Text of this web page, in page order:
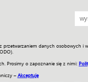
przetwarzaniem danych osobowych i
Prosimy o zapoznanie się z nimi:
– Akceptuję
SKLEP